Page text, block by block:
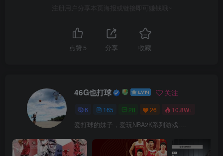
注册用户分享本页海报或链接即可赚钱哦~
点赞 5 分享 收藏
46G也打球 关注
6 165 28 26 10.8W+
爱打球的妹子，爱玩NBA2K系列游戏....